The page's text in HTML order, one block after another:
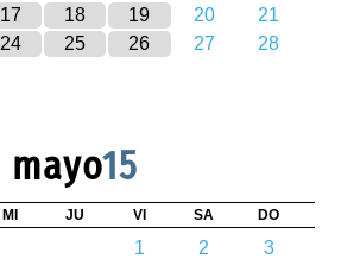
17 18 19 20
21
24 25 26 27
28
mayo15
MI JU VI SA DO
1 2
3